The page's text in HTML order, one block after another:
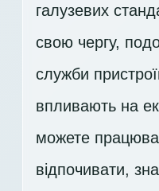
галузевих
свою чергу,
служби
впливають на
можете
відпочивати,